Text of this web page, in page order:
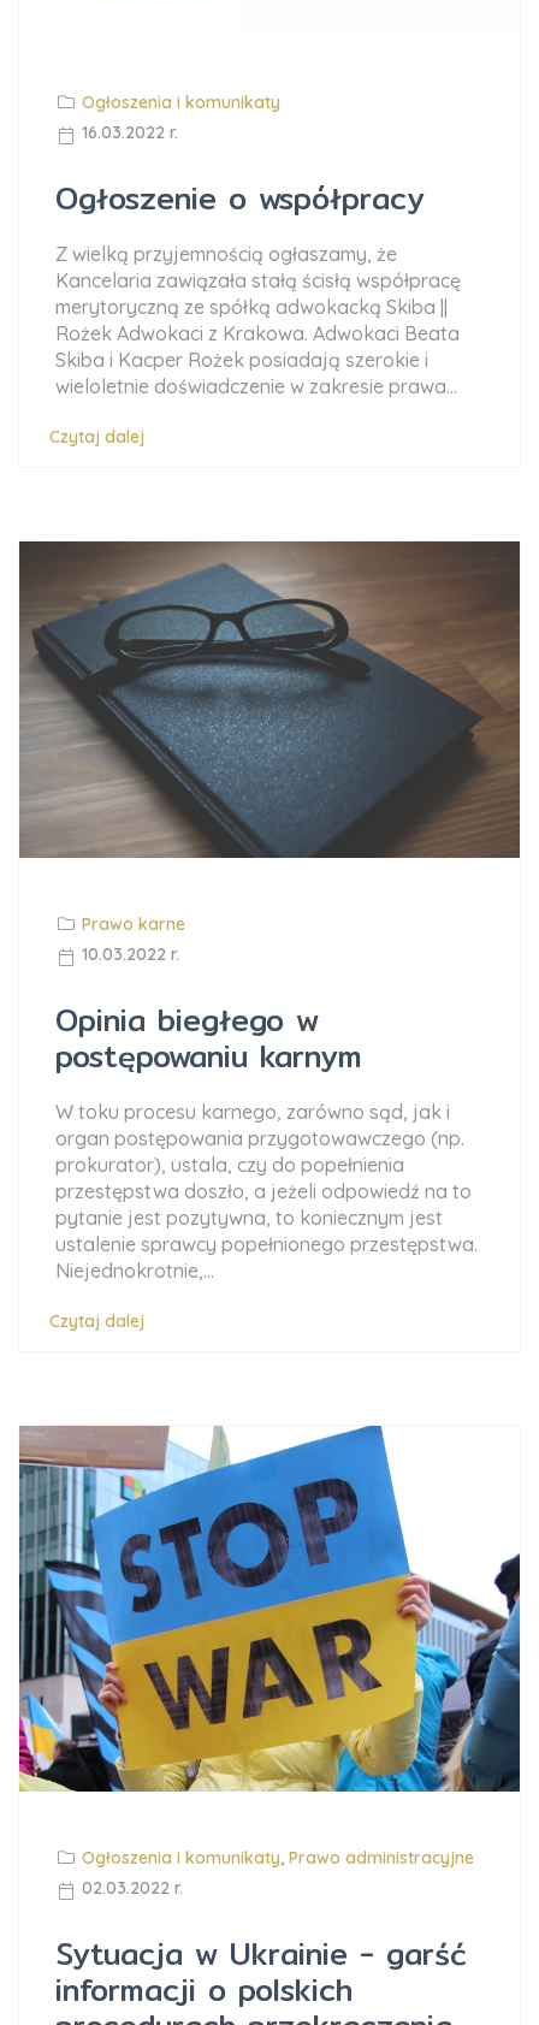
Ogłoszenia i komunikaty
16.03.2022 r.
Ogłoszenie o współpracy
Z wielką przyjemnością ogłaszamy, że
Kancelaria zawiązała stałą ścisłą współpracę
merytoryczną ze spółką adwokacką Skiba ||
Rożek Adwokaci z Krakowa. Adwokaci Beata
Skiba i Kacper Rożek posiadają szerokie i
wieloletnie doświadczenie w zakresie prawa...
Czytaj dalej
Prawo karne
10.03.2022 r.
Opinia biegłego w
postępowaniu karnym
W toku procesu karnego, zarówno sąd, jak i
organ postępowania przygotowawczego (np.
prokurator), ustala, czy do popełnienia
przestępstwa doszło, a jeżeli odpowiedź na to
pytanie jest pozytywna, to koniecznym jest
ustalenie sprawcy popełnionego przestępstwa.
Niejednokrotnie,...
Czytaj dalej
Ogłoszenia i komunikaty, Prawo administracyjne
02.03.2022 r.
Sytuacja w Ukrainie - garść
informacji o polskich